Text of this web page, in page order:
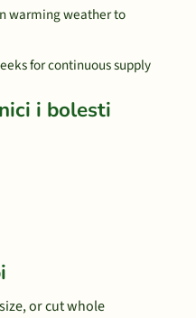
warming weather to
for continuous supply
i bolesti
or cut whole